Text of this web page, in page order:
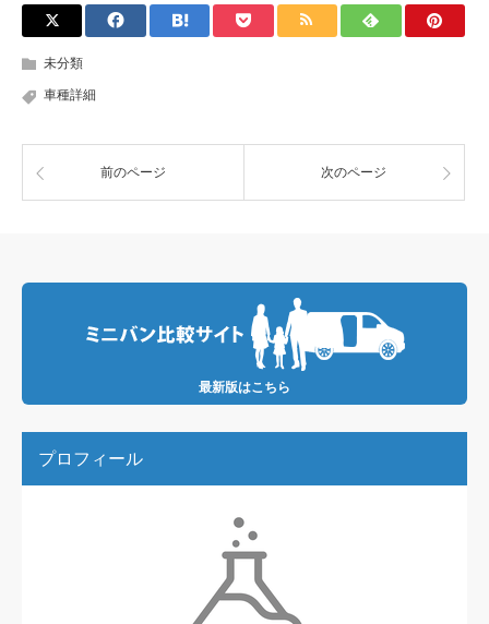
未分類
車種詳細
前のページ 次のページ
最新版はこちら
プロフィール